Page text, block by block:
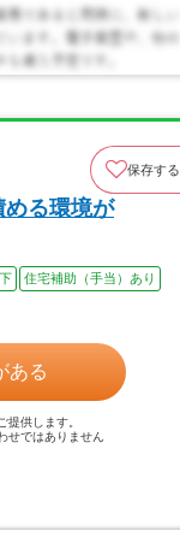
保存する
る環境が
住宅補助（手当）あり
ある
提供します。
せではありません